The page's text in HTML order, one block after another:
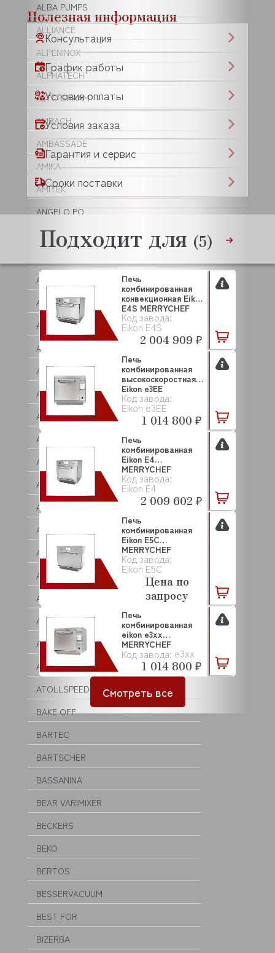
ALBA PUMPS
ALLIANCE
ALPENINOX
ALPHATECH
ALTO SHAAM
AMBACH
AMBASSADE
AMIKA
AMITEK
ANGELO PO
ANIMO
ANVIL
APACH
APS
AQUA
ARISTARCO
ARKTO
ARTHERMO
ASCASO
ASCO
ASCOBLOC
ASCON TECNOLOGIC
ASF/THOMAS
ASKO
ASSUM
ATA
ATEA
ATEL
ATESY (АТЕСИ)
ATOLLSPEED
BAKE OFF
BARTEC
BARTSCHER
BASSANINA
BEAR VARIMIXER
BECKERS
BEKO
BERTOS
BESSERVACUUM
BEST FOR
BIZERBA
Полезная информация
Консультация
График работы
Условия оплаты
Условия заказа
Гарантия и сервис
Сроки поставки
Подходит для (5)
Код завода:
Eikon E4S
Печь
комбинированная
конвекционная Eikon
E4S MERRYCHEF
2 004 909 ₽
Код завода:
Еikon e3EE
Печь
комбинированная
высокоскоростная
Еikon e3EE
MERRYCHEF
1 014 800 ₽
Код завода:
Eikon E4
Печь
комбинированная
Eikon E4
MERRYCHEF
2 009 602 ₽
Код завода:
Eikon E5C
Печь
комбинированная
Eikon E5C
MERRYCHEF
Цена по
запросу
Код завода: e3xx
Печь
комбинированная
eikon e3xx
MERRYCHEF
1 014 800 ₽
Смотреть все